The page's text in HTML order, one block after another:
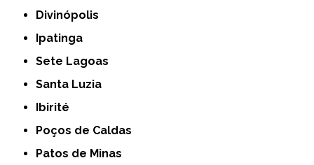
Divinópolis
Ipatinga
Sete Lagoas
Santa Luzia
Ibirité
Poços de Caldas
Patos de Minas